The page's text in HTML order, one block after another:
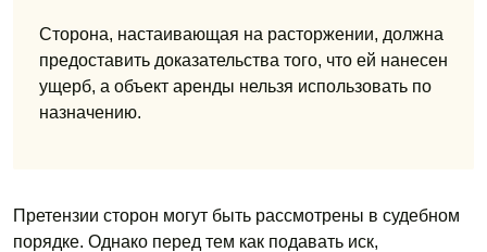
Сторона, настаивающая на расторжении, должна
предоставить доказательства того, что ей нанесен
ущерб, а объект аренды нельзя использовать по
назначению.
Претензии сторон могут быть рассмотрены в судебном
порядке. Однако перед тем как подавать иск,